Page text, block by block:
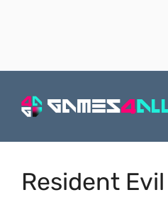
Resident Evil